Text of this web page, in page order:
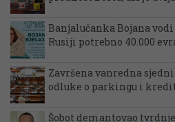
Banjalučanka Bojana
Rusiji potrebno 40.000
Završena vanredna
odluke o parkingu i
Šobot demantovao